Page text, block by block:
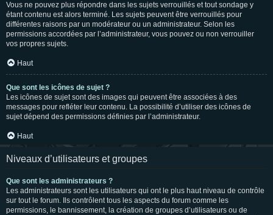
Vous ne pouvez plus répondre dans les sujets verrouillés et tout sondage y
étant contenu est alors terminé. Les sujets peuvent être verrouillés pour
différentes raisons par un modérateur ou un administrateur. Selon les
permissions accordées par l’administrateur, vous pouvez ou non verrouiller
vos propres sujets.
Haut
Que sont les icônes de sujet ?
Les icônes de sujet sont des images qui peuvent être associées à des
messages pour refléter leur contenu. La possibilité d’utiliser des icônes de
sujet dépend des permissions définies par l’administrateur.
Haut
Niveaux d’utilisateurs et groupes
Que sont les administrateurs ?
Les administrateurs sont les utilisateurs qui ont le plus haut niveau de contrôle
sur tout le forum. Ils contrôlent tous les aspects du forum comme les
permissions, le bannissement, la création de groupes d’utilisateurs ou de